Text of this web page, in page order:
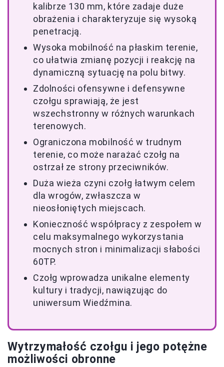
kalibrze 130 mm, które zadaje duże
obrażenia i charakteryzuje się wysoką
penetracją.
Wysoka mobilność na płaskim terenie,
co ułatwia zmianę pozycji i reakcję na
dynamiczną sytuację na polu bitwy.
Zdolności ofensywne i defensywne
czołgu sprawiają, że jest
wszechstronny w różnych warunkach
terenowych.
Ograniczona mobilność w trudnym
terenie, co może narażać czołg na
ostrzał ze strony przeciwników.
Duża wieża czyni czołg łatwym celem
dla wrogów, zwłaszcza w
nieosłoniętych miejscach.
Konieczność współpracy z zespołem w
celu maksymalnego wykorzystania
mocnych stron i minimalizacji słabości
60TP.
Czołg wprowadza unikalne elementy
kultury i tradycji, nawiązując do
uniwersum Wiedźmina.
Wytrzymałość czołgu i jego potężne
możliwości obronne